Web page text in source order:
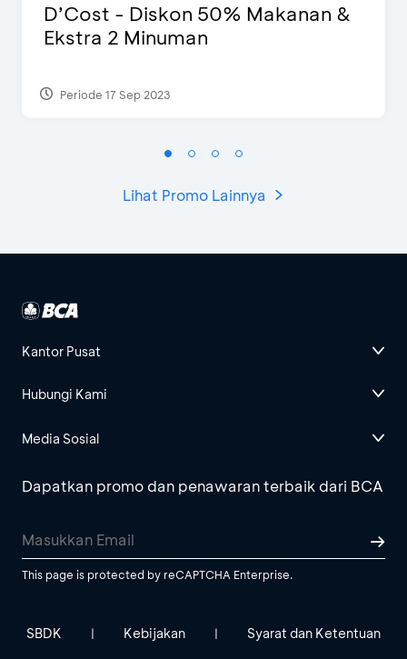
D’Cost - Diskon 50% Makanan &
Ekstra 2 Minuman
Periode 17 Sep 2023
Lihat Promo Lainnya
Kantor Pusat
Hubungi Kami
Media Sosial
Dapatkan promo dan penawaran terbaik dari BCA
This page is protected by reCAPTCHA Enterprise.
SBDK | Kebijakan | Syarat dan Ketentuan